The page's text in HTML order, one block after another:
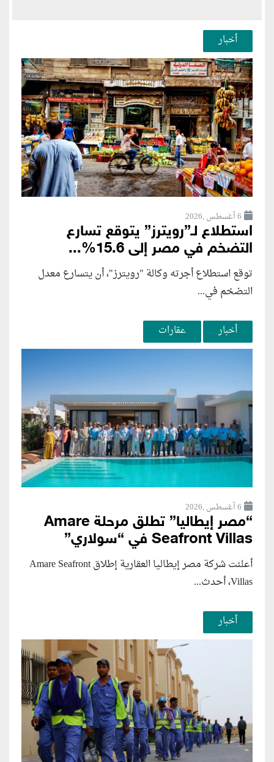
أخبار
6 أغسطس ,2026
استطلاع لـ”رويترز” يتوقع تسارع
التضخم في مصر إلى 15.6%...
توقع استطلاع أجرته وكالة "رويترز"، أن يتسارع ‌معدل
التضخم في...
أخبار عقارات
6 أغسطس ,2026
“مصر إيطاليا” تطلق مرحلة Amare
Seafront Villas في “سولاري”
أعلنت شركة مصر إيطاليا العقارية إطلاق Amare Seafront
Villas، أحدث...
أخبار